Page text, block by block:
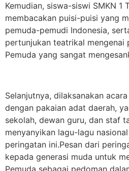
Kemudian, siswa-siswi SMKN 1
membacakan puisi-puisi yang
pemuda-pemudi Indonesia,
pertunjukan teatrikal mengenai
Pemuda yang sangat
Selanjutnya, dilaksanakan
dengan pakaian adat daerah,
sekolah, dewan guru, dan staf
menyanyikan lagu-lagu
peringatan ini.Pesan dari
kepada generasi muda untuk
Pemuda sebagai pedoman